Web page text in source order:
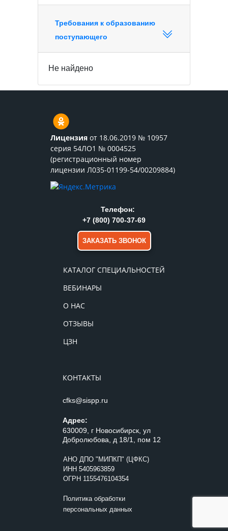
Требования к образованию
поступающего
Не найдено
Лицензия от 18.06.2019 № 10957
серия 54ЛО1 № 0004525
(регистрационный номер
лицензии Л035-01199-54/00209884)
КАТАЛОГ СПЕЦИАЛЬНОСТЕЙ
ВЕБИНАРЫ
О НАС
ОТЗЫВЫ
ЦЗН
КОНТАКТЫ
cfks@sispp.ru
Адрес:
630009, г Новосибирск, ул
Добролюбова, д 18/1, пом 12
АНО ДПО "МИПКП" (ЦФКС)
ИНН 5405963859
ОГРН 1155476104354
Политика обработки
персональных данных
Телефон:
+7 (800) 700-37-69
ЗАКАЗАТЬ ЗВОНОК